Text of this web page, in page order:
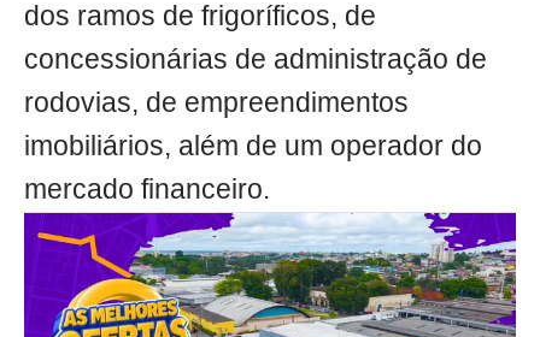
dos ramos de frigoríficos, de
concessionárias de administração de
rodovias, de empreendimentos
imobiliários, além de um operador do
mercado financeiro.